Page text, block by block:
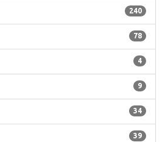
240
78
4
9
34
39